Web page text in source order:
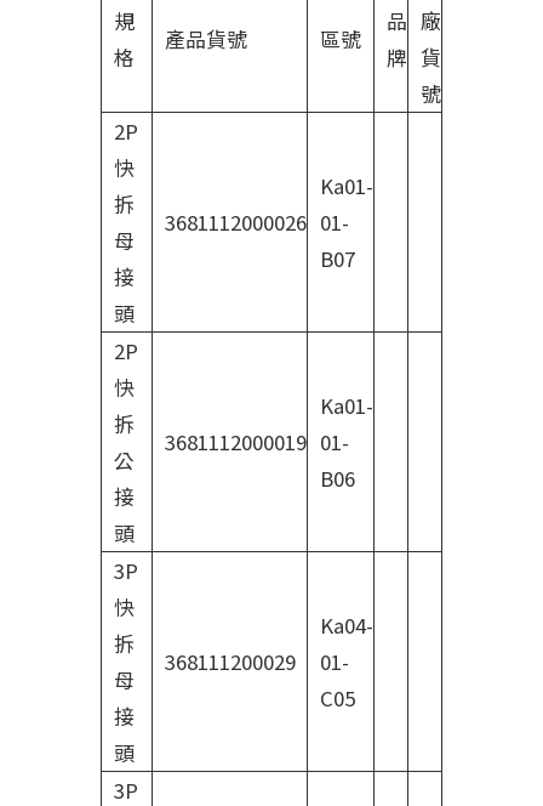
規
格
產品貨號 區號
品
牌
廠
貨
號
2P
快
拆
母
接
頭
3681112000026
Ka01-
01-
B07
2P
快
拆
公
接
頭
3681112000019
Ka01-
01-
B06
3P
快
拆
母
接
頭
368111200029
Ka04-
01-
C05
3P